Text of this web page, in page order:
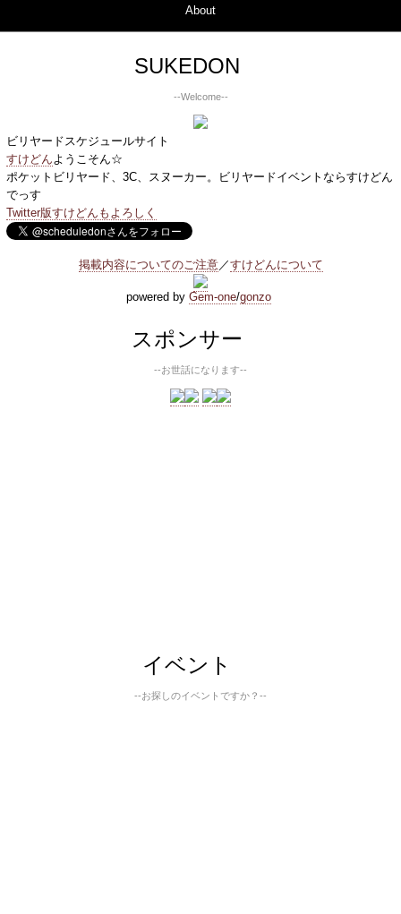
About
SUKEDON
--Welcome--
ビリヤードスケジュールサイト
すけどんようこそん☆
ポケットビリヤード、3C、スヌーカー。ビリヤードイベントならすけどん
でっす
Twitter版すけどんもよろしく
掲載内容についてのご注意／すけどんについて
powered by Gem-one/gonzo
スポンサー
--お世話になります--
イベント
--お探しのイベントですか？--